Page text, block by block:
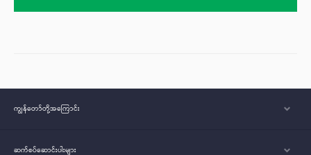
ကျွန်တော်တို့အ‌ကြောင်း
ဆက်စပ်ဆောင်းပါးများ